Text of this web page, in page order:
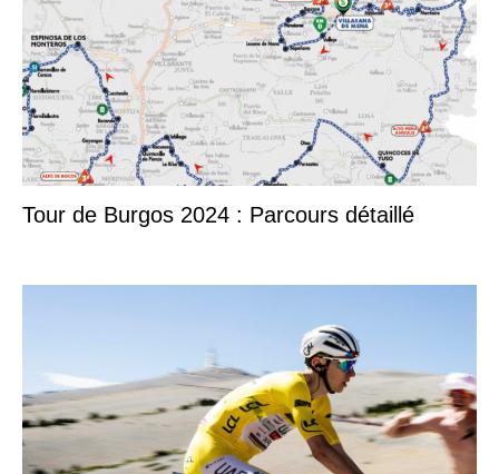
Tour de Burgos 2024 : Parcours détaillé